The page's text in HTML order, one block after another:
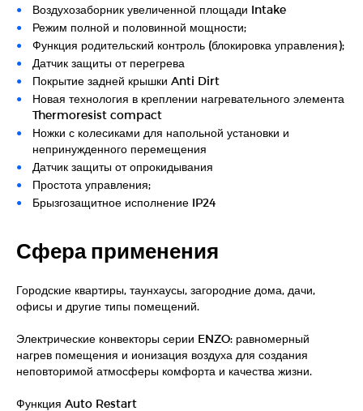
Воздухозаборник увеличенной площади Intake
Режим полной и половинной мощности;
Функция родительский контроль (блокировка управления);
Датчик защиты от перегрева
Покрытие задней крышки Anti Dirt
Новая технология в креплении нагревательного элемента
Thermoresist compact
Ножки с колесиками для напольной установки и
непринужденного перемещения
Датчик защиты от опрокидывания
Простота управления;
Брызгозащитное исполнение IP24
Сфера применения
Городские квартиры, таунхаусы, загородние дома, дачи,
офисы и другие типы помещений.
Электрические конвекторы серии ENZO: равномерный
нагрев помещения и ионизация воздуха для создания
неповторимой атмосферы комфорта и качества жизни.
Функция Auto Restart